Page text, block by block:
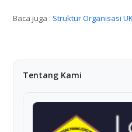
Baca juga : Struktur Organisasi
Tentang Kami